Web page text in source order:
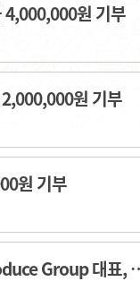
4,000,000원 기부
원 기부
원 기부
김종호(독일어89) 美